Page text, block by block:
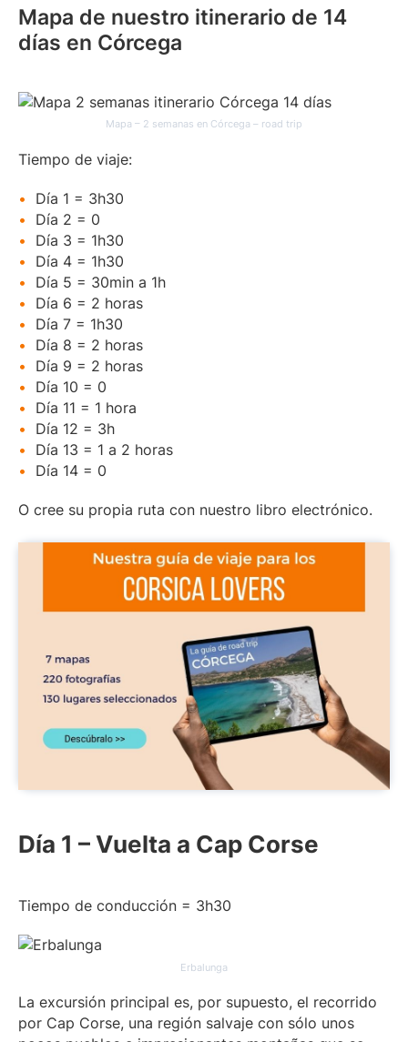
Mapa de nuestro itinerario de 14
días en Córcega
Mapa – 2 semanas en Córcega – road trip
Tiempo de viaje:
Día 1 = 3h30
Día 2 = 0
Día 3 = 1h30
Día 4 = 1h30
Día 5 = 30min a 1h
Día 6 = 2 horas
Día 7 = 1h30
Día 8 = 2 horas
Día 9 = 2 horas
Día 10 = 0
Día 11 = 1 hora
Día 12 = 3h
Día 13 = 1 a 2 horas
Día 14 = 0
O cree su propia ruta con nuestro libro electrónico.
Día 1 – Vuelta a Cap Corse
Tiempo de conducción = 3h30
Erbalunga
La excursión principal es, por supuesto, el recorrido
por Cap Corse, una región salvaje con sólo unos